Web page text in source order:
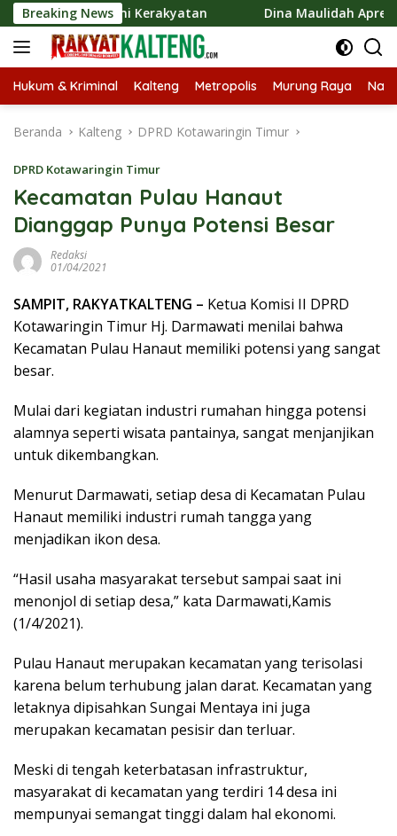
Langsung
ke
konten
Breaking News
Kerakyatan Dina Maulidah Apresiasi Festival
Hukum & Kriminal Kalteng Metropolis Murung Raya
Beranda Kalteng DPRD Kotawaringin Timur
DPRD Kotawaringin Timur
Kecamatan Pulau Hanaut
Dianggap Punya Potensi Besar
Redaksi
01/04/2021
SAMPIT, RAKYATKALTENG – Ketua Komisi II DPRD
Kotawaringin Timur Hj. Darmawati menilai bahwa
Kecamatan Pulau Hanaut memiliki potensi yang sangat
besar.
Mulai dari kegiatan industri rumahan hingga potensi
alamnya seperti wisata pantainya, sangat menjanjikan
untuk dikembangkan.
Menurut Darmawati, setiap desa di Kecamatan Pulau
Hanaut memiliki industri rumah tangga yang
menjadikan ikon desa.
“Hasil usaha masyarakat tersebut sampai saat ini
menonjol di setiap desa,” kata Darmawati,Kamis
(1/4/2021).
Pulau Hanaut merupakan kecamatan yang terisolasi
karena belum terhubung jalan darat. Kecamatan yang
letaknya dipisahkan Sungai Mentaya ini juga
merupakan kecamatan pesisir dan terluar.
Meski di tengah keterbatasan infrastruktur,
masyarakat di kecamatan yang terdiri 14 desa ini
mempunyai semangat tinggi dalam hal ekonomi.